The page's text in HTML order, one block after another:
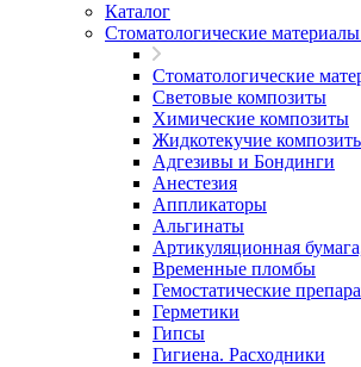
Каталог
Стоматологические материалы
Стоматологические
Световые композиты
Химические композиты
Жидкотекучие
Адгезивы и Бондинги
Анестезия
Аппликаторы
Альгинаты
Артикуляционная
Временные пломбы
Гемостатические
Герметики
Гипсы
Гигиена. Расходники